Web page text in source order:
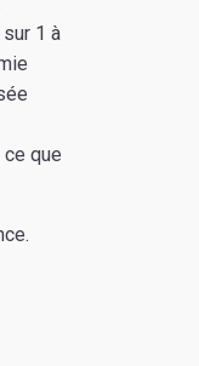
1 à
que